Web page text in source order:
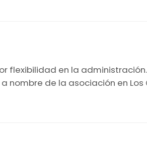
flexibilidad en la
nombre de la asociación en Los